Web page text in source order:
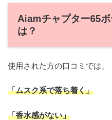
Aiamチャプター65
は？
使用された方の口コミでは、
「ムスク系で落ち着く」
「香水感がない」